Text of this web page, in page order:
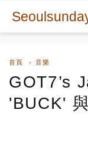
首頁 音樂
GOT7’s
'BUCK'